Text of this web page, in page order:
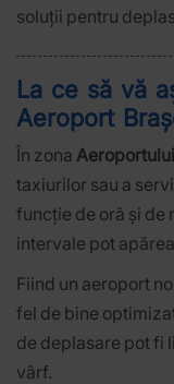
soluții pentru
La ce să vă
Aeroport
În zona
taxiurilor sau a
funcție de oră și de
intervale pot
Fiind un aeroport
fel de bine
de deplasare pot fi
vârf.